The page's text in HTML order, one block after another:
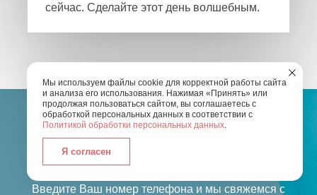
сейчас. Сделайте этот день волшебным.
ОСТАЛИСЬ ВОПРОСЫ?
Введите Ваш номер телефона и мы свяжемся с
Мы используем файлы cookie для корректной работы сайта
и анализа его использования. Нажимая «Принять» или
продолжая пользоваться сайтом, вы соглашаетесь с
обработкой персональных данных в соответствии с
Политикой обработки персональных данных.
Я согласен